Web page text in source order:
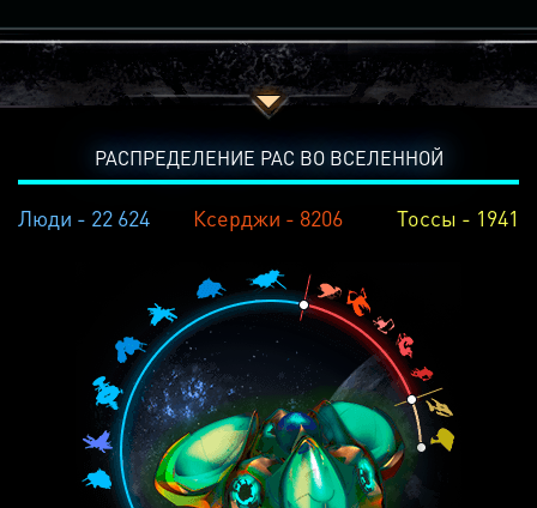
РАСПРЕДЕЛЕНИЕ РАС ВО ВСЕЛЕННОЙ
Люди - 22 624 Ксерджи - 8206 Тоссы - 1941